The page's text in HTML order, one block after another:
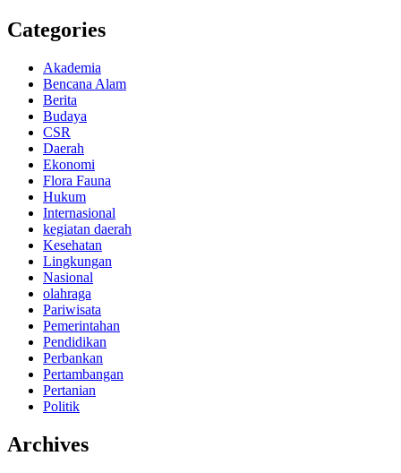
Categories
Akademia
Bencana Alam
Berita
Budaya
CSR
Daerah
Ekonomi
Flora Fauna
Hukum
Internasional
kegiatan daerah
Kesehatan
Lingkungan
Nasional
olahraga
Pariwisata
Pemerintahan
Pendidikan
Perbankan
Pertambangan
Pertanian
Politik
Archives